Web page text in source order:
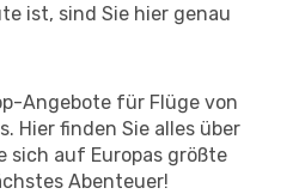
ist, sind Sie hier genau
Angebote für Flüge von
Hier finden Sie alles über
sich auf Europas größte
Abenteuer!